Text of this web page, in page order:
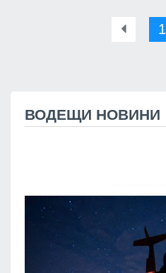
1
ВОДЕЩИ НОВИНИ